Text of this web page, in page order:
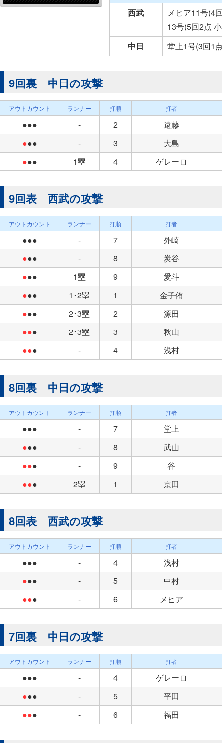
西武
メヒア11号(4
13号(5回2点
中日
堂上1号(3回1
9回裏 中日の攻撃
アウトカウント ランナー 打順 打者
●●● - 2
遠藤
●●● - 3
大島
●●● 1塁 4 ゲレーロ
9回表 西武の攻撃
アウトカウント ランナー 打順 打者
●●● - 7
外崎
●●● - 8
炭谷
●●● 1塁 9
愛斗
●●● 1･2塁 1
金子侑
●●● 2･3塁 2
源田
●●● 2･3塁 3
秋山
●●● - 4 浅村
8回裏 中日の攻撃
アウトカウント ランナー 打順 打者
●●● - 7
堂上
●●● - 8
武山
●●● - 9
谷
●●● 2塁 1 京田
8回表 西武の攻撃
アウトカウント ランナー 打順 打者
●●● - 4
浅村
●●● - 5
中村
●●● - 6 メヒア
7回裏 中日の攻撃
アウトカウント ランナー 打順 打者
●●● - 4
ゲレーロ
●●● - 5
平田
●●● - 6 福田